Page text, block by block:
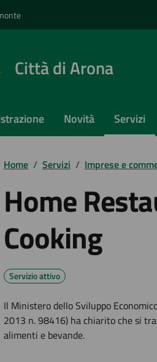
Città di Arona
Novità Servizi
Home / Servizi / Imprese e
Home
Cooking
Servizio attivo
Il Ministero dello Sviluppo
2013 n. 98416) ha chiarito che si
alimenti e bevande.